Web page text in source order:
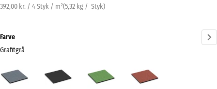
392,00 kr. / 4 Styk / m²(5,32 kg / Styk)
Farve
Grafitgrå
(active)